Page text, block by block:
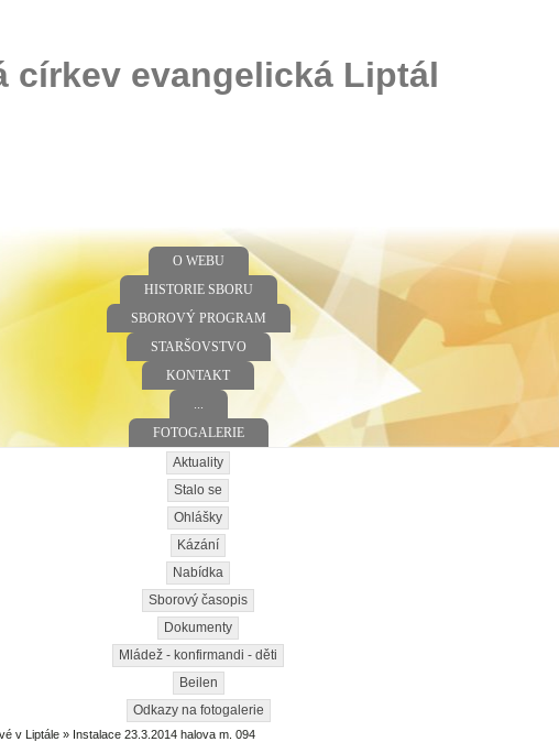
církev evangelická Liptál
O WEBU
HISTORIE SBORU
SBOROVÝ PROGRAM
STARŠOVSTVO
KONTAKT
FOTOGALERIE
Aktuality
Stalo se
Ohlášky
Kázání
Nabídka
Sborový časopis
Dokumenty
Mládež - konfirmandi - děti
Beilen
Odkazy na fotogalerie
v Liptále » Instalace 23.3.2014 halova m. 094